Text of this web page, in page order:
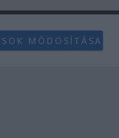
MÓDOSÍTÁSA